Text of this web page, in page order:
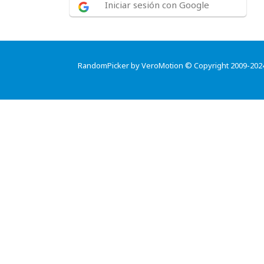
Iniciar sesión con Google
RandomPicker by VeroMotion © Copyright 2009-